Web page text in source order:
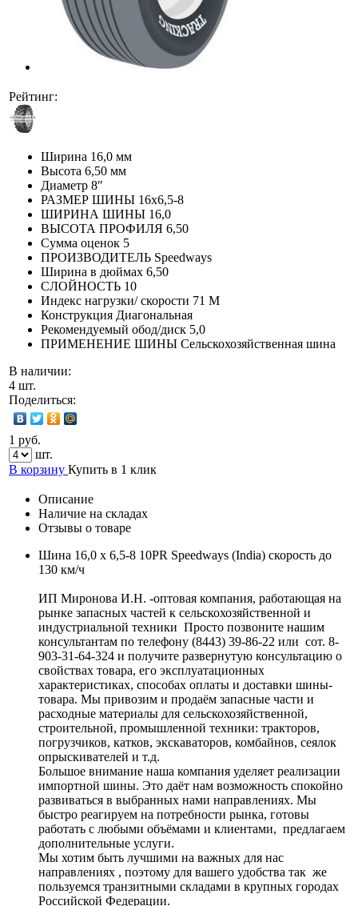
Рейтинг:
Ширина 16,0 мм
Высота 6,50 мм
Диаметр 8″
РАЗМЕР ШИНЫ 16х6,5-8
ШИРИНА ШИНЫ 16,0
ВЫСОТА ПРОФИЛЯ 6,50
Сумма оценок 5
ПРОИЗВОДИТЕЛЬ Speedways
Ширина в дюймах 6,50
СЛОЙНОСТЬ 10
Индекс нагрузки/ скорости 71 М
Конструкция Диагональная
Рекомендуемый обод/диск 5,0
ПРИМЕНЕНИЕ ШИНЫ Сельскохозяйственная шина
В наличии:
4 шт.
Поделиться:
1 руб.
шт.
В корзину Купить в 1 клик
Описание
Наличие на складах
Отзывы о товаре
Шина 16,0 x 6,5-8 10PR Speedways (India) скорость до
130 км/ч
ИП Миронова И.Н. -оптовая компания, работающая на
рынке запасных частей к сельскохозяйственной и
индустриальной техники Просто позвоните нашим
консультантам по телефону (8443) 39-86-22 или сот. 8-
903-31-64-324 и получите развернутую консультацию о
свойствах товара, его эксплуатационных
характеристиках, способах оплаты и доставки шины-
товара. Мы привозим и продаём запасные части и
расходные материалы для сельскохозяйственной,
строительной, промышленной техники: тракторов,
погрузчиков, катков, экскаваторов, комбайнов, сеялок
опрыскивателей и т.д.
Большое внимание наша компания уделяет реализации
импортной шины. Это даёт нам возможность спокойно
развиваться в выбранных нами направлениях. Мы
быстро реагируем на потребности рынка, готовы
работать с любыми объёмами и клиентами, предлагаем
дополнительные услуги.
Мы хотим быть лучшими на важных для нас
направлениях , поэтому для вашего удобства так же
пользуемся транзитными складами в крупных городах
Российской Федерации.